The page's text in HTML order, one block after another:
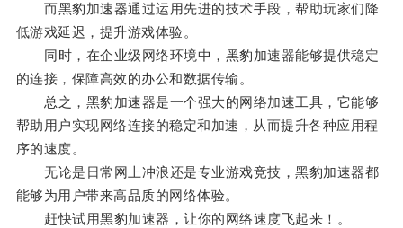
而黑豹加速器通过运用先进的技术手段，帮助玩家们降
低游戏延迟，提升游戏体验。
同时，在企业级网络环境中，黑豹加速器能够提供稳定
的连接，保障高效的办公和数据传输。
总之，黑豹加速器是一个强大的网络加速工具，它能够
帮助用户实现网络连接的稳定和加速，从而提升各种应用程
序的速度。
无论是日常网上冲浪还是专业游戏竞技，黑豹加速器都
能够为用户带来高品质的网络体验。
赶快试用黑豹加速器，让你的网络速度飞起来！。